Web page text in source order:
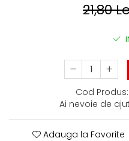
21,80
Cod Produs:
Ai nevoie de
Adauga la Favorite